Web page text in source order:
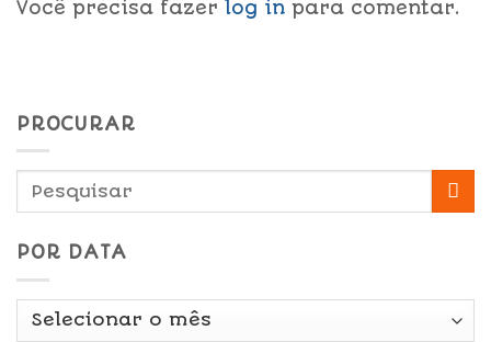
Você precisa fazer log in para comentar.
PROCURAR
POR DATA
Por